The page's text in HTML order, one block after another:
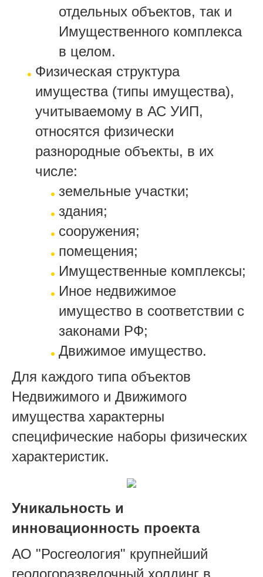
отдельных объектов, так и
Имущественного комплекса
в целом.
Физическая структура
имущества (типы имущества),
учитываемому в АС УИП,
относятся физически
разнородные объекты, в их
числе:
земельные участки;
здания;
сооружения;
помещения;
Имущественные комплексы;
Иное недвижимое
имущество в соответствии с
законами РФ;
Движимое имущество.
Для каждого типа объектов
Недвижимого и Движимого
имущества характерны
специфические наборы физических
характеристик.
Уникальность и
инновационность проекта
АО "Росгеология" крупнейший
геологоразведочный холдинг в